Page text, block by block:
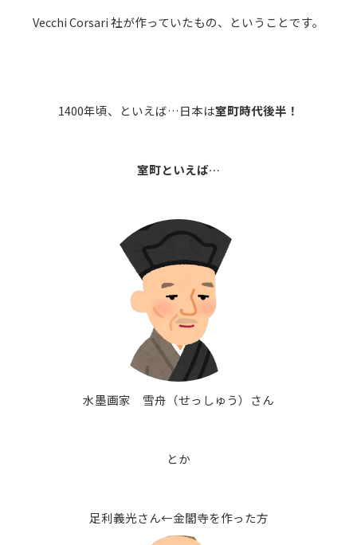
Vecchi Corsari 社が作っていたもの、ということです。
1400年頃、といえば…日本は室町時代後半！
室町といえば…
水墨画家 雪舟（せっしゅう）さん
とか
足利義光さん←金閣寺を作った方